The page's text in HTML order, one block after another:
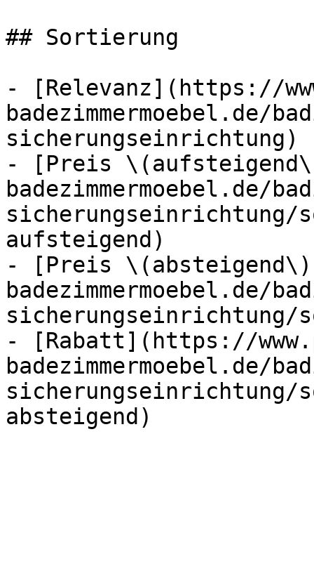
## Sortierung
- [Relevanz](https://
- [Preis
aufsteigend)
- [Preis
- [Rabatt](https://